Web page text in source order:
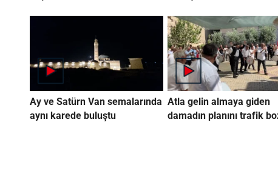
Ay ve Satürn Van semalarında
aynı karede buluştu
Atla gelin almaya giden
damadın planını trafik